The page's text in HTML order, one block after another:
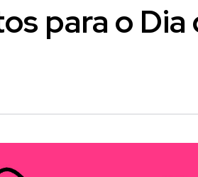
para o Dia